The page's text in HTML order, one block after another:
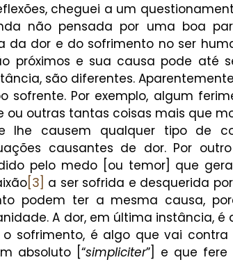
cheguei a um
não pensada por uma boa
da dor e do sofrimento no ser
próximos e sua causa pode até
são diferentes.
sofrente. Por exemplo, algum
ou outras tantas coisas mais que
lhe causem qualquer tipo de
causantes de dor. Por
pelo medo [ou temor] que
[3] a ser sofrida e desquerida por
podem ter a mesma causa,
A dor, em última instância, é
sofrimento, é algo que vai contra
absoluto [“simpliciter”] e que fere